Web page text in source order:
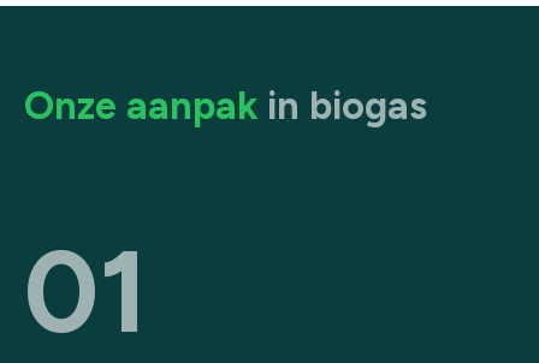
Onze aanpak in biogas
01